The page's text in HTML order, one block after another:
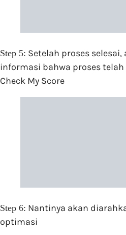
Step 5: Setelah proses
informasi bahwa proses
Check My Score
Step 6: Nantinya akan
optimasi